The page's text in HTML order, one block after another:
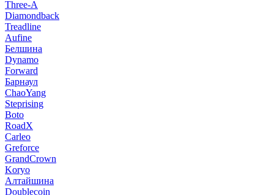
Three-A
Diamondback
Treadline
Aufine
Белшина
Dynamo
Forward
Барнаул
ChaoYang
Steprising
Boto
RoadX
Carleo
Greforce
GrandCrown
Koryo
Алтайшина
Doublecoin